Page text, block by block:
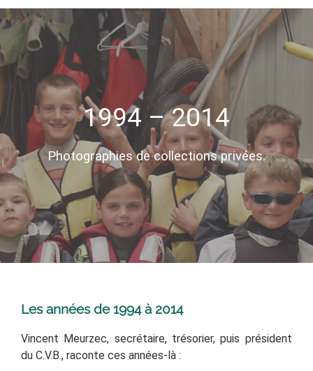
1994 – 2014
Photographies de collections privées.
Les années de 1994 à 2014
Vincent Meurzec, secrétaire, trésorier, puis président
du C.V.B., raconte ces années-là :